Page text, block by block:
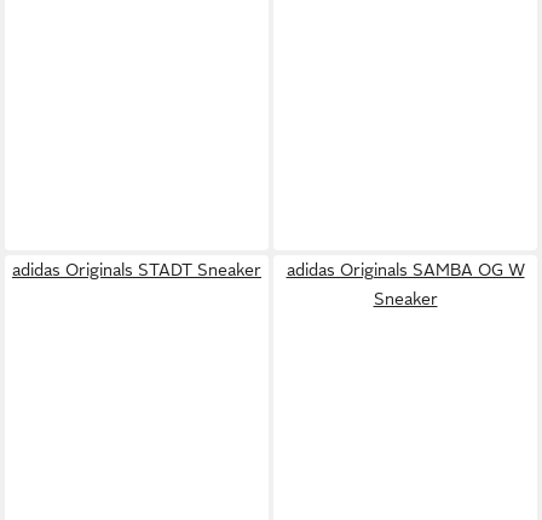
adidas Originals STADT Sneaker
adidas Originals SAMBA OG W
Sneaker